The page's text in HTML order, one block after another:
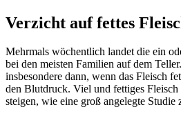
Verzicht auf fettes
Mehrmals wöchentlich landet die ein
bei den meisten Familien auf dem
insbesondere dann, wenn das Fleisch
den Blutdruck. Viel und fettiges
steigen, wie eine groß angelegte Studie